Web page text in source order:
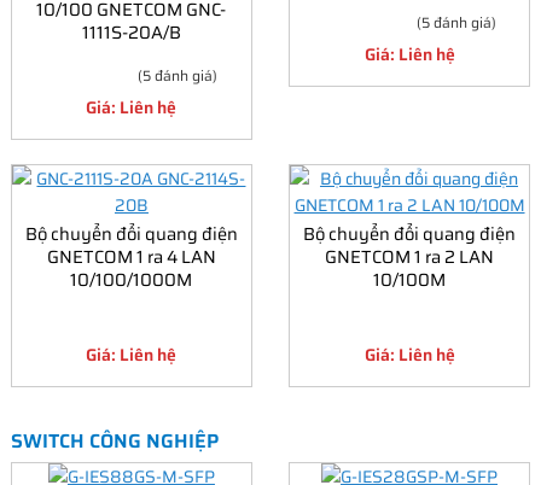
10/100 GNETCOM GNC-
1111S-20A/B
(5 đánh giá)
Giá: Liên hệ
(5 đánh giá)
Giá: Liên hệ
Bộ chuyển đổi quang điện
GNETCOM 1 ra 4 LAN
10/100/1000M
Giá: Liên hệ
Bộ chuyển đổi quang điện
GNETCOM 1 ra 2 LAN
10/100M
Giá: Liên hệ
SWITCH CÔNG NGHIỆP